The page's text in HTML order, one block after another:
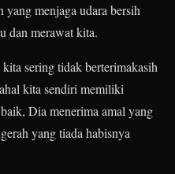
yang menjaga udara bersih
dan merawat kita.
sering tidak berterimakasih
kita sendiri memiliki
Dia menerima amal yang
yang tiada habisnya